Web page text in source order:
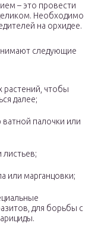
– это провести
Необходимо
на орхидее.
следующие
растений, чтобы
далее;
палочки или
или марганцовки;
для борьбы с